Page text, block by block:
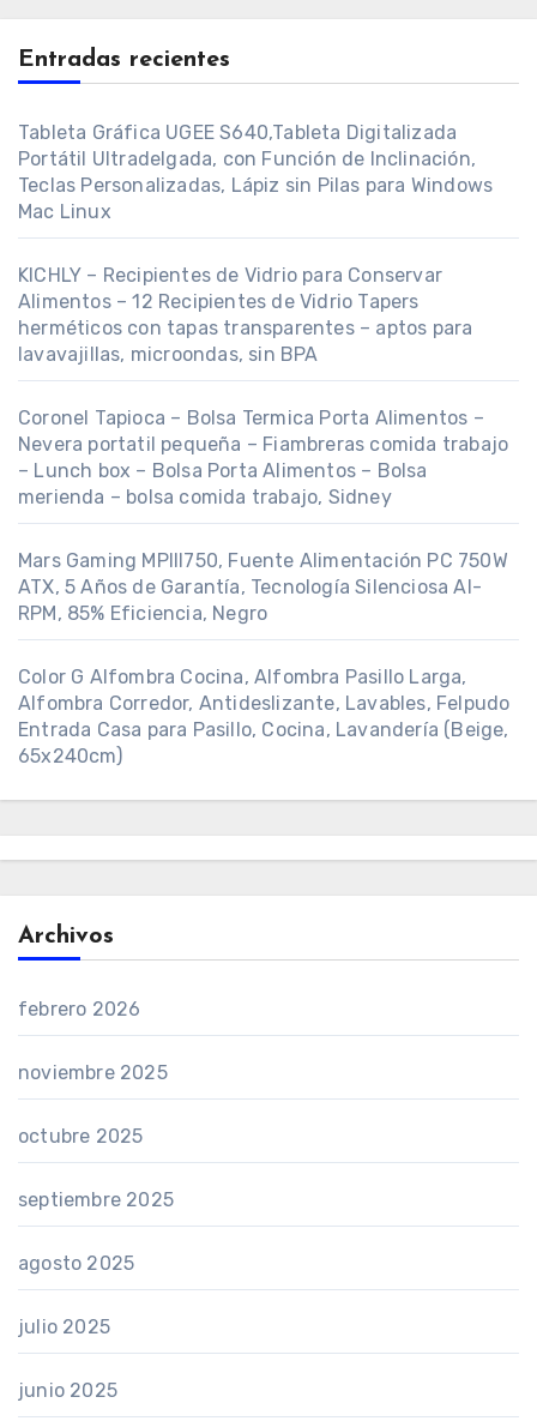
Entradas recientes
Tableta Gráfica UGEE S640,Tableta Digitalizada
Portátil Ultradelgada, con Función de Inclinación,
Teclas Personalizadas, Lápiz sin Pilas para Windows
Mac Linux
KICHLY – Recipientes de Vidrio para Conservar
Alimentos – 12 Recipientes de Vidrio Tapers
herméticos con tapas transparentes – aptos para
lavavajillas, microondas, sin BPA
Coronel Tapioca – Bolsa Termica Porta Alimentos –
Nevera portatil pequeña – Fiambreras comida trabajo
– Lunch box – Bolsa Porta Alimentos – Bolsa
merienda – bolsa comida trabajo, Sidney
Mars Gaming MPIII750, Fuente Alimentación PC 750W
ATX, 5 Años de Garantía, Tecnología Silenciosa AI-
RPM, 85% Eficiencia, Negro
Color G Alfombra Cocina, Alfombra Pasillo Larga,
Alfombra Corredor, Antideslizante, Lavables, Felpudo
Entrada Casa para Pasillo, Cocina, Lavandería (Beige,
65x240cm)
Archivos
febrero 2026
noviembre 2025
octubre 2025
septiembre 2025
agosto 2025
julio 2025
junio 2025